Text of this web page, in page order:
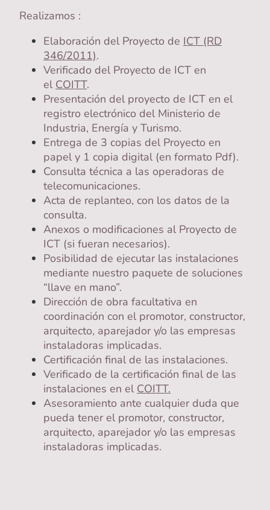
Realizamos :
Elaboración del Proyecto de ICT (RD
346/2011).
Verificado del Proyecto de ICT en
el COITT.
Presentación del proyecto de ICT en el
registro electrónico del Ministerio de
Industria, Energía y Turismo.
Entrega de 3 copias del Proyecto en
papel y 1 copia digital (en formato Pdf).
Consulta técnica a las operadoras de
telecomunicaciones.
Acta de replanteo, con los datos de la
consulta.
Anexos o modificaciones al Proyecto de
ICT (si fueran necesarios).
Posibilidad de ejecutar las instalaciones
mediante nuestro paquete de soluciones
“llave en mano”.
Dirección de obra facultativa en
coordinación con el promotor, constructor,
arquitecto, aparejador y/o las empresas
instaladoras implicadas.
Certificación final de las instalaciones.
Verificado de la certificación final de las
instalaciones en el COITT.
Asesoramiento ante cualquier duda que
pueda tener el promotor, constructor,
arquitecto, aparejador y/o las empresas
instaladoras implicadas.